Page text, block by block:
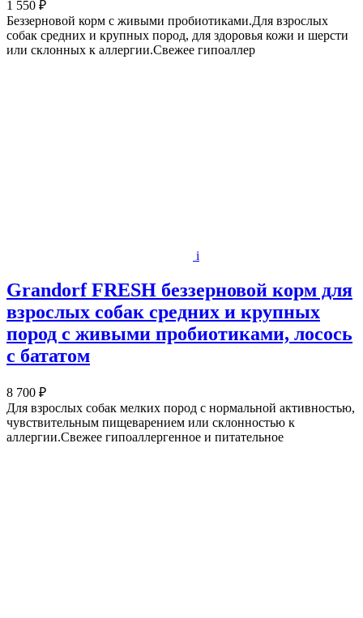
1 550 ₽
Беззерновой корм с живыми пробиотиками.Для взрослых
собак средних и крупных пород, для здоровья кожи и шерсти
или склонных к аллергии.Свежее гипоаллер
i
Grandorf FRESH беззерновой корм для
взрослых собак средних и крупных
пород с живыми пробиотиками, лосось
с бататом
8 700 ₽
Для взрослых собак мелких пород с нормальной активностью,
чувствительным пищеварением или склонностью к
аллергии.Свежее гипоаллергенное и питательное